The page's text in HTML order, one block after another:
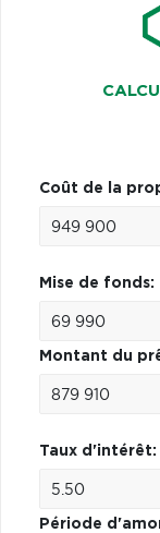
Coût de la
Mise de fonds:
Montant du
Taux d'intérêt:
Période